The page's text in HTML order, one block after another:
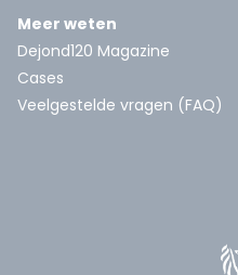
Meer weten
Dejond120 Magazine
Cases
Veelgestelde vragen (FAQ)